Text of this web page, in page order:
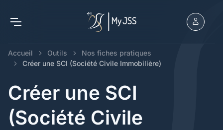
Accueil Outils
Nos fiches pratiques
Créer une SCI (Société Civile Immobilière)
Créer une SCI
(Société Civile